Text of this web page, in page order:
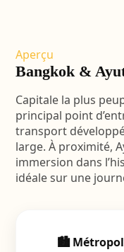
Aperçu
Bangkok &
Capitale la plus
principal point
transport
large. À proximité,
immersion dans
idéale sur une
🏙️